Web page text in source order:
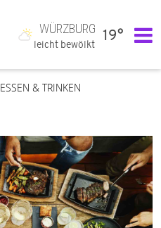
WÜRZBURG
leicht bewölkt
19°
ESSEN & TRINKEN